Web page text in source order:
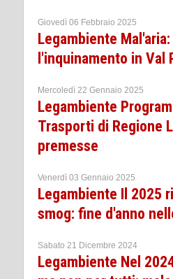
Giovedì 06 Febbraio 2025
Legambiente
l'inquinamento in Val
Mercoledì 22 Gennaio 2025
Legambiente
Trasporti di Regione
premesse
Venerdì 03 Gennaio 2025
Legambiente Il 2025
smog: fine d'anno
Sabato 21 Dicembre 2024
Legambiente Nel